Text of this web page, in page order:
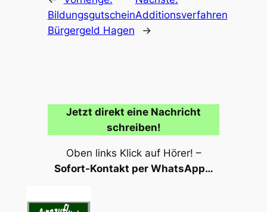
Bildungsgutschein
Bürgergeld Hagen
Additionsverfahren
→
Jetzt direkt eine Nachricht
schreiben!
Oben links Klick auf Hörer! –
Sofort-Kontakt per WhatsApp…